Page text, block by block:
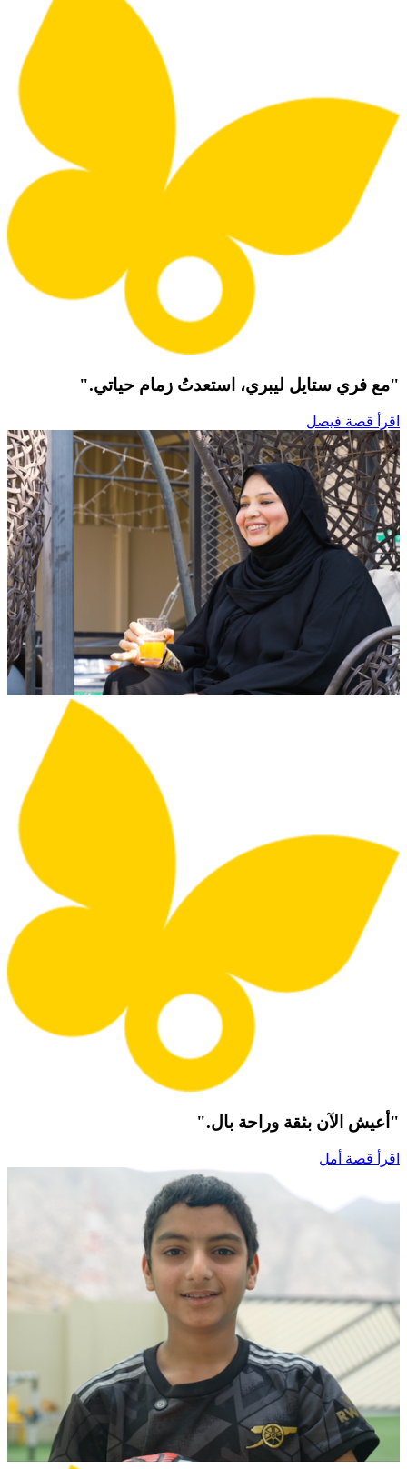
"مع فري ستايل ليبري، استعدتُ زمام حياتي."
اقرأ قصة فيصل
"أعيش الآن بثقة وراحة بال."
اقرأ قصة أمل